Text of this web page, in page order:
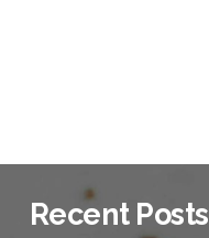
Recent Posts